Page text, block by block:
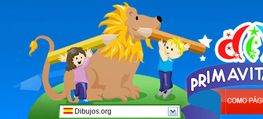
Dibujos.org